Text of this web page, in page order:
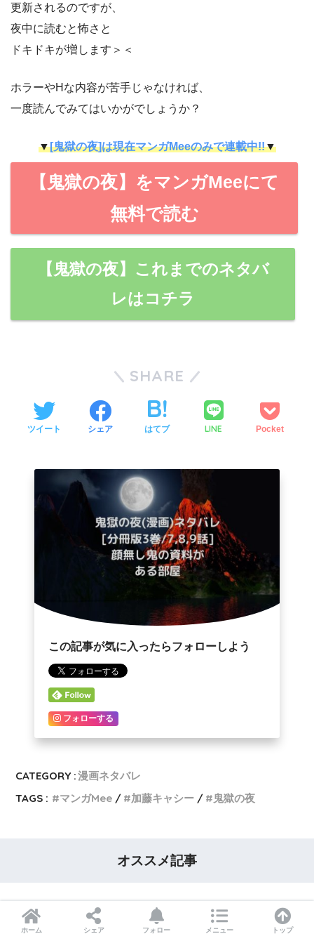
更新されるのですが、
夜中に読むと怖さと
ドキドキが増します＞＜
ホラーやHな内容が苦手じゃなければ、
一度読んでみてはいかがでしょうか？
▼[鬼獄の夜]は現在マンガMeeのみで連載中!!▼
【鬼獄の夜】をマンガMeeにて
無料で読む
【鬼獄の夜】これまでのネタバ
レはコチラ
SHARE
ツイート シェア はてブ LINE Pocket
この記事が気に入ったらフォローしよう
フォローする
CATEGORY :漫画ネタバレ
TAGS :
マンガMee 加藤キャシー 鬼獄の夜
オススメ記事
ホーム シェア フォロー メニュー トップ